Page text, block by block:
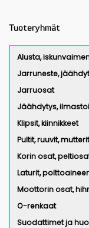
Tuoteryhmät
Alusta,
Jarruneste,
Jarruosat
Jäähdytys,
Klipsit, kiinnikkeet
Pultit, ruuvit, mutterit
Korin osat,
Laturit,
Moottorin osat,
O-renkaat
Suodattimet ja